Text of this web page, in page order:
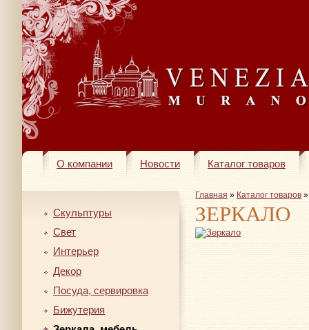
О компании Новости Каталог товаров
Скульптуры
Свет
Интерьер
Декор
Посуда, сервировка
Бижутерия
Главная » Каталог товаров
ЗЕРКАЛО